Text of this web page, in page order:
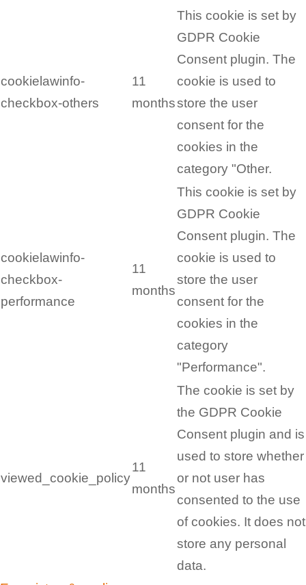
cookielawinfo-
checkbox-others
11
months
This cookie is set by
GDPR Cookie
Consent plugin. The
cookie is used to
store the user
consent for the
cookies in the
category "Other.
cookielawinfo-
checkbox-
performance
11
months
This cookie is set by
GDPR Cookie
Consent plugin. The
cookie is used to
store the user
consent for the
cookies in the
category
"Performance".
viewed_cookie_policy
11
months
The cookie is set by
the GDPR Cookie
Consent plugin and is
used to store whether
or not user has
consented to the use
of cookies. It does not
store any personal
data.